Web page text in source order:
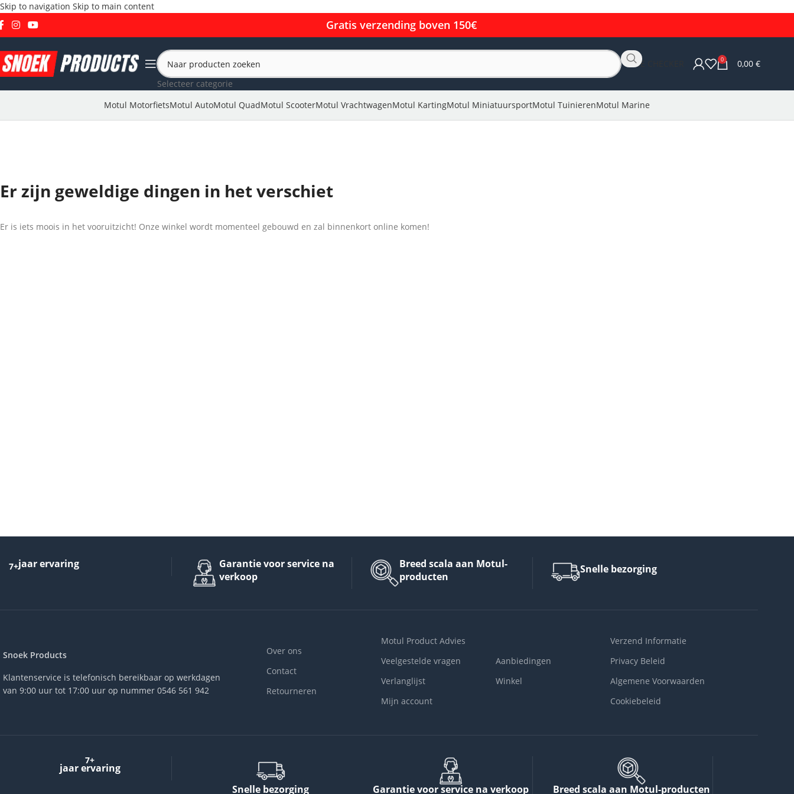
Skip to navigation Skip to main content
Gratis verzending boven 150€
Selecteer categorie
OLIE CHECKER 0 0,00 €
Motul MotorfietsMotul AutoMotul QuadMotul ScooterMotul VrachtwagenMotul KartingMotul MiniatuursportMotul TuinierenMotul Marine
Er zijn geweldige dingen in het verschiet
Er is iets moois in het vooruitzicht! Onze winkel wordt momenteel gebouwd en zal binnenkort online komen!
7+jaar ervaring
Garantie voor service na
verkoop
Breed scala aan Motul-
producten
Snelle bezorging
Snoek Products
Klantenservice is telefonisch bereikbaar op werkdagen
van 9:00 uur tot 17:00 uur op nummer 0546 561 942
Over ons
Contact
Retourneren
Motul Product Advies
Veelgestelde vragen
Verlanglijst
Mijn account
Aanbiedingen
Winkel
Verzend Informatie
Privacy Beleid
Algemene Voorwaarden
Cookiebeleid
7+
jaar ervaring
Snelle bezorging
Garantie voor service na verkoop Breed scala aan Motul-producten